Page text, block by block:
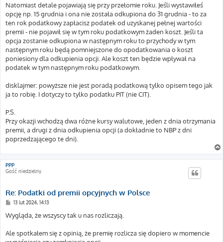
Natomiast detale pojawiają się przy przełomie roku. Jeśli wystawiłeś
opcję np. 15 grudnia i ona nie została odkupiona do 31 grudnia - to za
ten rok podatkowy zapłacisz podatek od uzyskanej pełnej wartości
premii - nie pojawił się w tym roku podatkowym żaden koszt. Jeśli ta
opcja zostanie odkupiona w następnym roku to przychody w tym
następnym roku będą pomniejszone do opodatkowania o koszt
poniesiony dla odkupienia opcji. Ale koszt ten będzie wpływał na
podatek w tym następnym roku podatkowym.
disklajmer: powyższe nie jest poradą podatkową tylko opisem tego jak
ja to robię. I dotyczy to tylko podatku PIT (nie CIT).
P.S.
Przy okazji wchodzą dwa różne kursy walutowe, jeden z dnia otrzymania
premii, a drugi z dnia odkupienia opcji (a dokładnie to NBP z dni
poprzedzającego te dni).
PPP
Gość niedzielny
Re: Podatki od premii opcyjnych w Polsce
P
s
t
13 lut 2024, 14:13
Wygląda, że wszyscy tak u nas rozliczają.
Ale spotkałem się z opinią, że premię rozlicza się dopiero w momencie